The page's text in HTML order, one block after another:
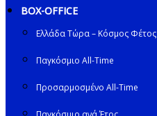
BOX-OFFICE
Ελλάδα Τώρα – Κόσμος Φέτος
Παγκόσμιο All-Time
Προσαρμοσμένο All-Time